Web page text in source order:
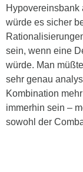
Hypovereinsbank
würde es sicher
sein, wenn eine
würde. Man
sehr genau
Kombination
immerhin sein –
sowohl der